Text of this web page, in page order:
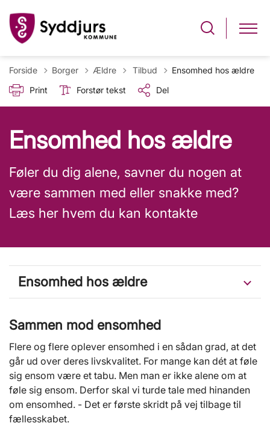
Forside Borger Ældre Tilbage til
Tilbud
Ensomhed hos ældre
Print
Forstør tekst Del
Ensomhed hos ældre
Føler du dig alene, savner du nogen at
være sammen med eller snakke med?
Læs her hvem du kan kontakte
Ensomhed hos ældre
Sammen mod ensomhed
Flere og flere oplever ensomhed i en sådan grad, at det
går ud over deres livskvalitet. For mange kan dét at føle
sig ensom være et tabu. Men man er ikke alene om at
føle sig ensom. Derfor skal vi turde tale med hinanden
om ensomhed. - Det er første skridt på vej tilbage til
fællesskabet.